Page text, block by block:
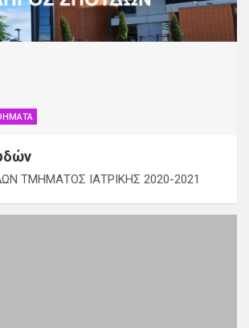
ΤΜΗΜΑΤΟΣ ΙΑΤΡΙΚΗΣ 2020-2021